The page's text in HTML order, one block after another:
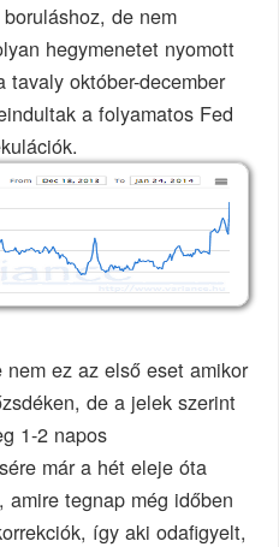
de nem
hegymenetet nyomott
október-december
a folyamatos Fed
ez az első eset amikor
de a jelek szerint
1-2 napos
már a hét eleje óta
tegnap még időben
így aki odafigyelt,